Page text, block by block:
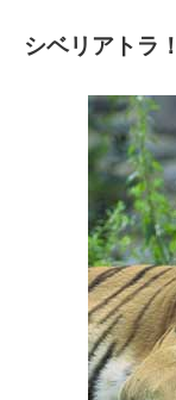
シベリアトラ！